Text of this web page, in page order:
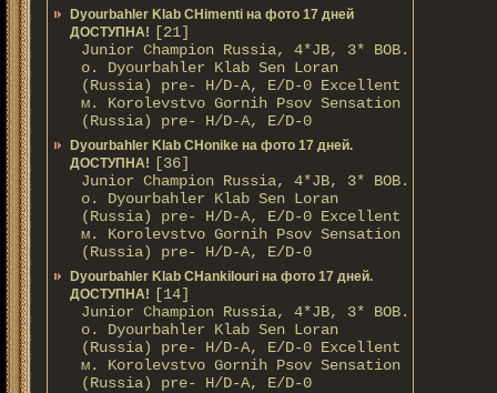
Dyourbahler Klab CHimenti на фото 17 дней
ДОСТУПНА!
[21]
Junior Champion Russia, 4*JB, 3* BOB.
о. Dyourbahler Klab Sen Loran
(Russia) pre- H/D-A, E/D-0 Excellent
м. Korolevstvo Gornih Psov Sensation
(Russia) pre- H/D-A, E/D-0
Dyourbahler Klab CHonike на фото 17 дней.
ДОСТУПНА!
[36]
Junior Champion Russia, 4*JB, 3* BOB.
о. Dyourbahler Klab Sen Loran
(Russia) pre- H/D-A, E/D-0 Excellent
м. Korolevstvo Gornih Psov Sensation
(Russia) pre- H/D-A, E/D-0
Dyourbahler Klab CHankilouri на фото 17 дней.
ДОСТУПНА!
[14]
Junior Champion Russia, 4*JB, 3* BOB.
о. Dyourbahler Klab Sen Loran
(Russia) pre- H/D-A, E/D-0 Excellent
м. Korolevstvo Gornih Psov Sensation
(Russia) pre- H/D-A, E/D-0